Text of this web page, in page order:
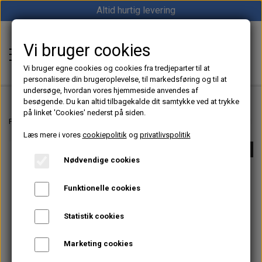
Altid hurtig levering
Shop12volt
Hjem
Autoterm dieselfyr
1852 Diesel Bådvarmer
Strøm
Vind/Sol
Forside
Vi bruger cookies
Vi bruger egne cookies og cookies fra tredjeparter til at
personalisere din brugeroplevelse, til markedsføring og til at
undersøge, hvordan vores hjemmeside anvendes af
besøgende. Du kan altid tilbagekalde dit samtykke ved at trykke
på linket 'Cookies' nederst på siden.
Læs mere i vores cookiepolitikog privatlivspolitik
Nødvendige cookies
Funktionelle cookies
Statistik cookies
Marketing cookies